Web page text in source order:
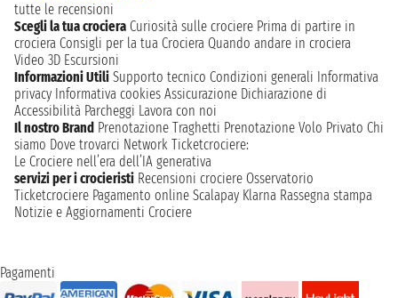
tutte le recensioni
Scegli la tua crociera Curiosità sulle crociere Prima di partire in
crociera Consigli per la tua Crociera Quando andare in crociera
Video 3D Escursioni
Informazioni Utili Supporto tecnico Condizioni generali Informativa
privacy Informativa cookies Assicurazione Dichiarazione di
Accessibilità Parcheggi Lavora con noi
Il nostro Brand Prenotazione Traghetti Prenotazione Volo Privato Chi
siamo Dove trovarci Network Ticketcrociere:
Le Crociere nell’era dell’IA generativa
servizi per i crocieristi Recensioni crociere Osservatorio
Ticketcrociere Pagamento online Scalapay Klarna Rassegna stampa
Notizie e Aggiornamenti Crociere
Pagamenti